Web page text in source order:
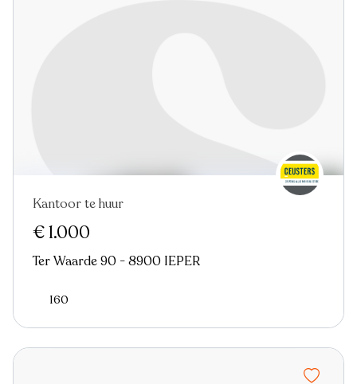
Kantoor te huur
€ 1.000
Ter Waarde 90 - 8900 IEPER
160